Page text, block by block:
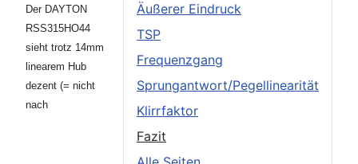
Äußerer Eindruck
TSP
Frequenzgang
Sprungantwort/Pegellinearität
Klirrfaktor
Fazit
Der DAYTON
RSS315HO44
sieht trotz 14mm
linearem Hub
dezent (= nicht
nach